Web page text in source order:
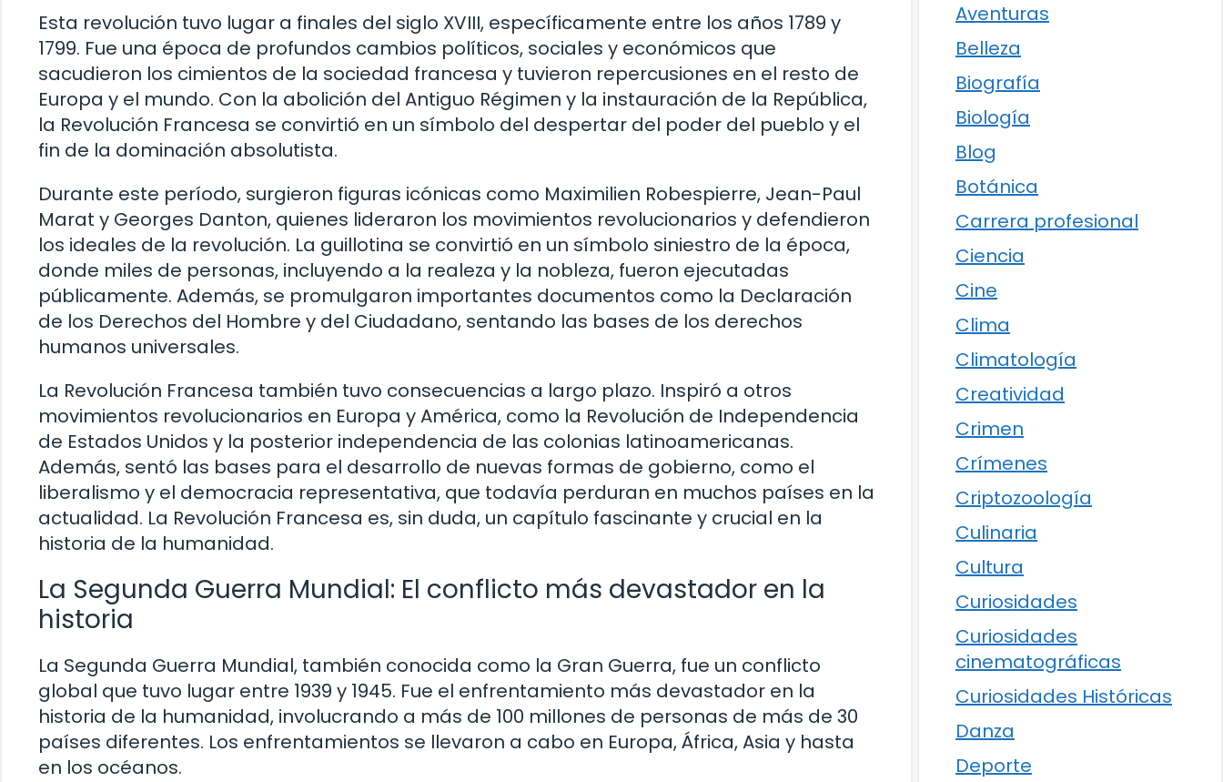
Esta revolución tuvo lugar a finales del siglo XVIII, específicamente entre los años 1789 y
1799. Fue una época de profundos cambios políticos, sociales y económicos que
sacudieron los cimientos de la sociedad francesa y tuvieron repercusiones en el resto de
Europa y el mundo. Con la abolición del Antiguo Régimen y la instauración de la República,
la Revolución Francesa se convirtió en un símbolo del despertar del poder del pueblo y el
fin de la dominación absolutista.
Durante este período, surgieron figuras icónicas como Maximilien Robespierre, Jean-Paul
Marat y Georges Danton, quienes lideraron los movimientos revolucionarios y defendieron
los ideales de la revolución. La guillotina se convirtió en un símbolo siniestro de la época,
donde miles de personas, incluyendo a la realeza y la nobleza, fueron ejecutadas
públicamente. Además, se promulgaron importantes documentos como la Declaración
de los Derechos del Hombre y del Ciudadano, sentando las bases de los derechos
humanos universales.
La Revolución Francesa también tuvo consecuencias a largo plazo. Inspiró a otros
movimientos revolucionarios en Europa y América, como la Revolución de Independencia
de Estados Unidos y la posterior independencia de las colonias latinoamericanas.
Además, sentó las bases para el desarrollo de nuevas formas de gobierno, como el
liberalismo y el democracia representativa, que todavía perduran en muchos países en la
actualidad. La Revolución Francesa es, sin duda, un capítulo fascinante y crucial en la
historia de la humanidad.
La Segunda Guerra Mundial: El conflicto más devastador en la
historia
La Segunda Guerra Mundial, también conocida como la Gran Guerra, fue un conflicto
global que tuvo lugar entre 1939 y 1945. Fue el enfrentamiento más devastador en la
historia de la humanidad, involucrando a más de 100 millones de personas de más de 30
países diferentes. Los enfrentamientos se llevaron a cabo en Europa, África, Asia y hasta
en los océanos.
Aventuras
Belleza
Biografía
Biología
Blog
Botánica
Carrera profesional
Ciencia
Cine
Clima
Climatología
Creatividad
Crimen
Crímenes
Criptozoología
Culinaria
Cultura
Curiosidades
Curiosidades
cinematográficas
Curiosidades Históricas
Danza
Deporte